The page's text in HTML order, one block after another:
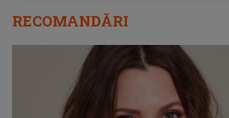
RECOMANDĂRI